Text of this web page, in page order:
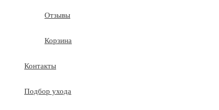
Отзывы
Корзина
Контакты
Подбор ухода